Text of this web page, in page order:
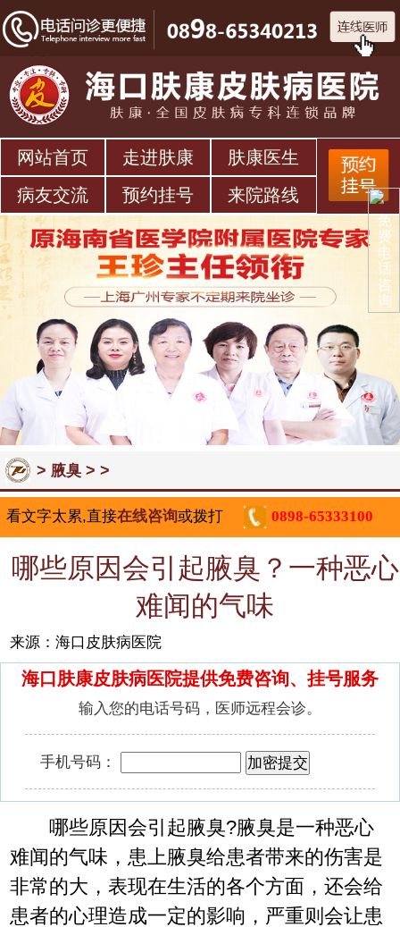
网站首页 走进肤康
肤康医生
病友交流
预约挂号 来院路线
> 腋臭> >
看文字太累,直接在线咨询或拨打 0898-65333100
哪些原因会引起腋臭？一种恶心
难闻的气味
来源：海口皮肤病医院
海口肤康皮肤病医院提供免费咨询、挂号服务
输入您的电话号码，医师远程会诊。
手机号码：
哪些原因会引起腋臭?腋臭是一种恶心
难闻的气味，患上腋臭给患者带来的伤害是
非常的大，表现在生活的各个方面，还会给
患者的心理造成一定的影响，严重则会让患
免
费
电
话
咨
询